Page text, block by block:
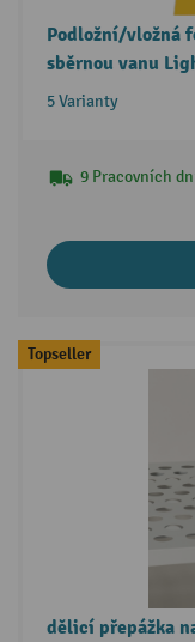
Podložní/vložná
sběrnou vanu
5 Varianty
9 Pracovních
Topseller
dělicí přepážka